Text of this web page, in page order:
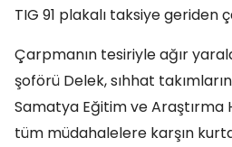
TIG 91 plakalı taksiye geriden
Çarpmanın tesiriyle ağır
şoförü Delek, sıhhat
Samatya Eğitim ve Araştırma
tüm müdahalelere karşın